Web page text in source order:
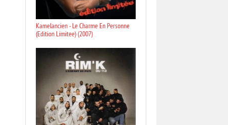
Kamelancien - Le Charme En Personne
(Edition Limitee) (2007)